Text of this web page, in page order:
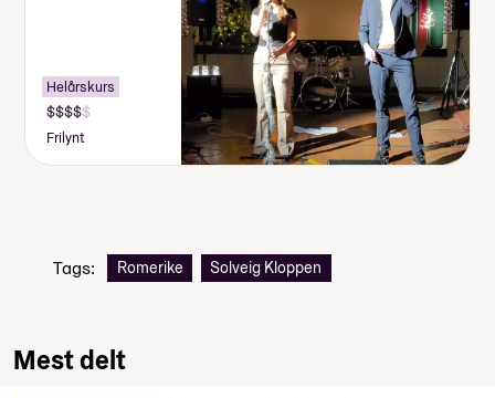
Helårskurs
Frilynt
Tags: Romerike Solveig Kloppen
Mest delt